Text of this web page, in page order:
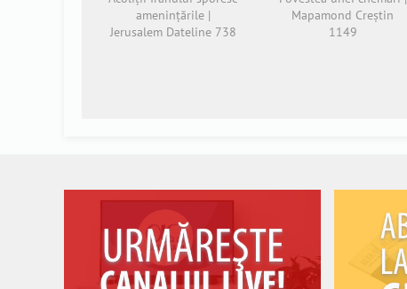
amenințările |
Jerusalem Dateline 738
Mapamond Creștin
1149